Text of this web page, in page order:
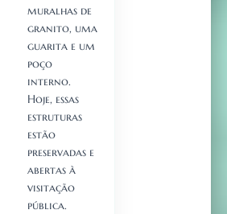
muralhas de
granito, uma
guarita e um
poço
interno.
Hoje, essas
estruturas
estão
preservadas e
abertas à
visitação
pública.